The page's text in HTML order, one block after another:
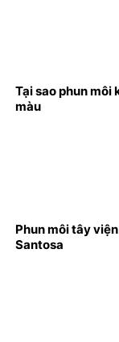
Tại sao phun môi
màu
Phun môi tây
Santosa